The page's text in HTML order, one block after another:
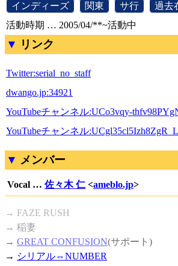
インディーズ 関東 サ行 過去
活動時期 … 2005/04/**~活動中
リンク
Twitter:serial_no_staff
dwango.jp:34921
YouTubeチャンネル:UCo3vqy-
YouTubeチャンネル
メンバー
Vocal … 佐々木 仁 <ameblo.jp>
→ FAZE RUSH
→ 稲妻
→ GREAT CONFUSION(サポート)
→ シリアル⇔NUMBER